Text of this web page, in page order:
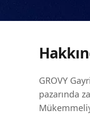
GROVY
pazarında